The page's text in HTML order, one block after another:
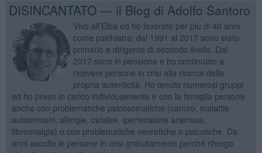
DISINCANTATO — il Blog di Adolfo Santoro
Vivo all’Elba ed ho lavorato per più di 40 anni
come psichiatra; dal 1991 al 2017 sono stato
primario e dirigente di secondo livello. Dal
2017 sono in pensione e ho continuato a
ricevere persone in crisi alla ricerca della
propria autenticità. Ho tenuto numerosi gruppi
ed ho preso in carico individualmente e con la famiglia persone
anche con problematiche psicosomatiche (cancro, malattie
autoimmuni, allergie, cefalee, ipertensione arteriosa,
fibromialgia) o con problematiche nevrotiche o psicotiche. Da
anni ascolto le persone in crisi gratuitamente perché ritengo